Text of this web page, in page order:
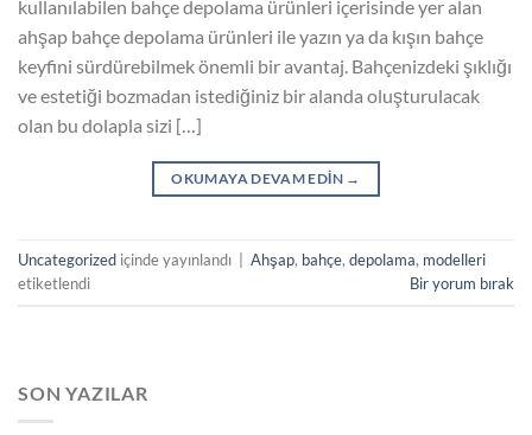
kullanılabilen bahçe depolama ürünleri içerisinde yer alan
ahşap bahçe depolama ürünleri ile yazın ya da kışın bahçe
keyfini sürdürebilmek önemli bir avantaj. Bahçenizdeki şıklığı
ve estetiği bozmadan istediğiniz bir alanda oluşturulacak
olan bu dolapla sizi […]
OKUMAYA DEVAM EDIN →
Uncategorized içinde yayınlandı Ahşap, bahçe, depolama, modelleri
etiketlendi
Bir yorum bırak
SON YAZILAR